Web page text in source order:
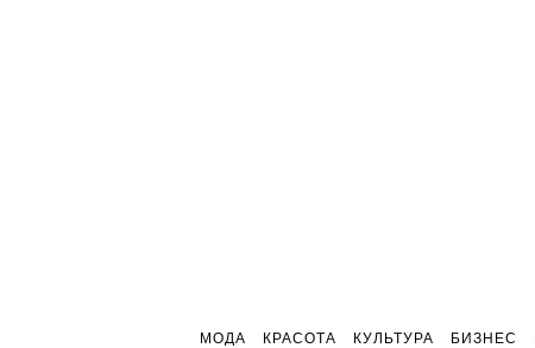
МОДА КРАСОТА КУЛЬТУРА БИЗНЕС